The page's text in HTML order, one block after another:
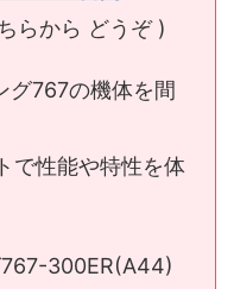
らから どうぞ )
グ767の機体を間
で性能や特性を体
300ER(A44)